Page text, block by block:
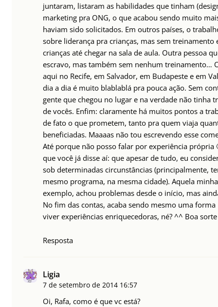
juntaram, listaram as habilidades que tinham
marketing pra ONG, o que acabou sendo muito
haviam sido solicitados. Em outros países, o
sobre liderança pra crianças, mas sem treinamento
crianças até chegar na sala de aula. Outra pessoa
escravo, mas também sem nenhum treinamento…
aqui no Recife, em Salvador, em Budapeste e em
dia a dia é muito blablablá pra pouca ação. Sem
gente que chegou no lugar e na verdade não tinha
de vocês. Enfim: claramente há muitos pontos a
de fato o que prometem, tanto pra quem viaja
beneficiadas. Maaaas não tou escrevendo esse
Até porque não posso falar por experiência
que você já disse aí: que apesar de tudo, eu
sob determinadas circunstâncias (principalmente,
mesmo programa, na mesma cidade). Aquela
exemplo, achou problemas desde o início, mas
No fim das contas, acaba sendo mesmo uma
viver experiências enriquecedoras, né? ^^ Boa
Resposta
Ligia
7 de setembro de 2014 16:57
Oi, Rafa, como é que vc está?